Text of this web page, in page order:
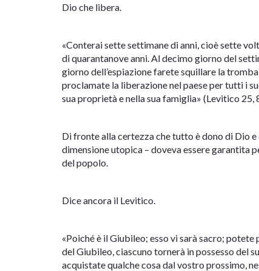
Dio che libera.
«Conterai sette settimane di anni, cioè sette
di quarantanove anni. Al decimo giorno del
giorno dell’espiazione farete squillare la
proclamate la liberazione nel paese per tutti i
sua proprietà e nella sua famiglia» (Levitico 25,
Di fronte alla certezza che tutto è dono di Dio
dimensione utopica – doveva essere garantita
del popolo.
Dice ancora il Levitico.
«Poiché è il Giubileo; esso vi sarà sacro;
del Giubileo, ciascuno tornerà in possesso del
acquistate qualche cosa dal vostro prossimo,